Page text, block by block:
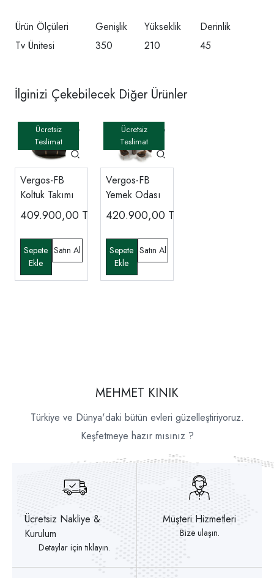
Ürün Ölçüleri Genişlik Yükseklik
Derinlik
Tv Ünitesi
350 210 45
İlginizi Çekebilecek Diğer Ürünler
Vergos-FB
Koltuk Takımı
409.900,00 TL
Vergos-FB
Yemek Odası
420.900,00 TL
MEHMET KINIK
Türkiye ve Dünya'daki bütün evleri güzelleştiriyoruz.
Keşfetmeye hazır mısınız ?
Ücretsiz Nakliye &
Kurulum
Detaylar için tıklayın.
Müşteri Hizmetleri
Bize ulaşın.